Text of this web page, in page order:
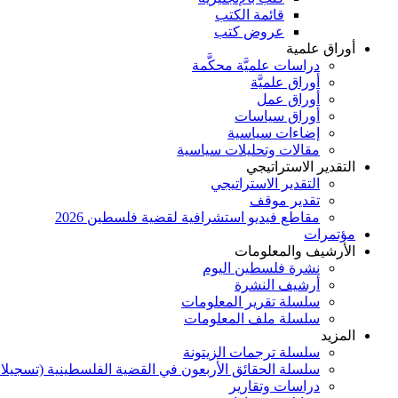
قائمة الكتب
عروض كتب
أوراق علمية
دراسات علميَّة محكَّمة
أوراق علميَّة
أوراق عمل
أوراق سياسات
إضاءات سياسية
مقالات وتحليلات سياسية
التقدير الاستراتيجي
التقدير الاستراتيجي
تقدير موقف
مقاطع فيديو استشرافية لقضية فلسطين 2026
مؤتمرات
الأرشيف والمعلومات
نشرة فلسطين اليوم
أرشيف النشرة
سلسلة تقرير المعلومات
سلسلة ملف المعلومات
المزيد
سلسلة ترجمات الزيتونة
سلسلة الحقائق الأربعون في القضية الفلسطينية
دراسات وتقارير